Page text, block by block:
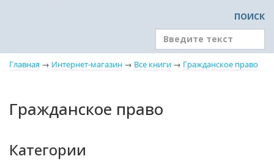
ПОИСК
Главная → Интернет-магазин → Все книги → Гражданское право
Гражданское право
Категории